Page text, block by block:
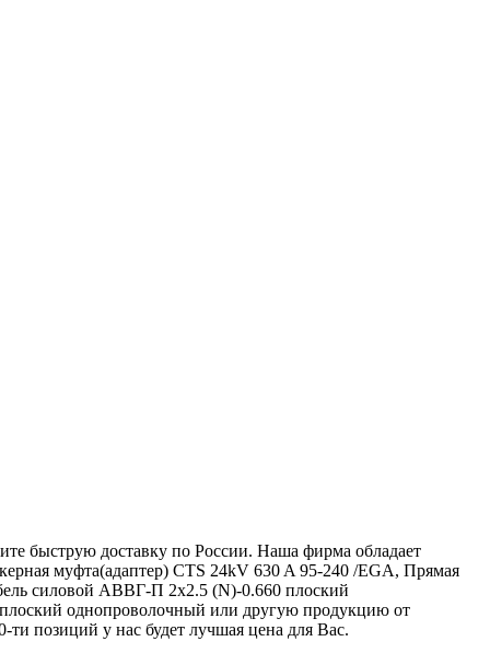
быструю доставку по России. Наша фирма обладает
муфта(адаптер) CTS 24kV 630 A 95-240 /EGA, Прямая
силовой АВВГ-П 2х2.5 (N)-0.660 плоский
однопроволочный или другую продукцию от
ти позиций у нас будет лучшая цена для Вас.